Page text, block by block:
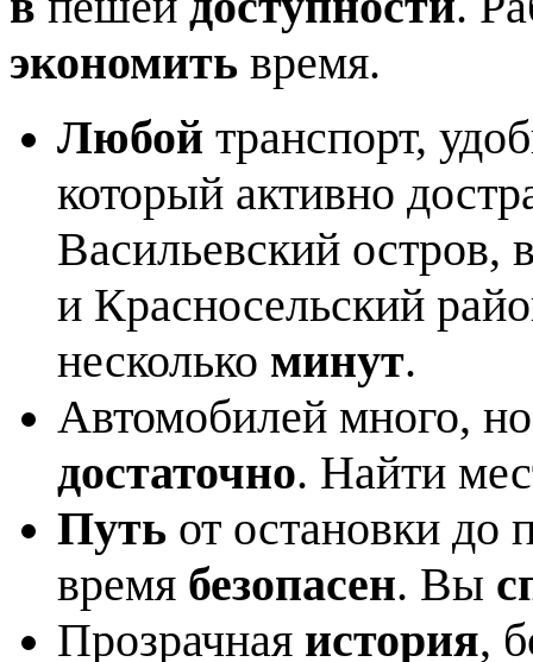
экономить время.
Любой транспорт,
который активно
Васильевский
и Красносельский
несколько минут.
Автомобилей много,
достаточно. Найти
Путь от остановки до
время безопасен. Вы
Прозрачная история,